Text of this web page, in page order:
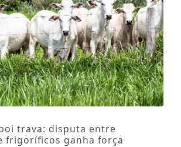
trava: disputa entre
frigoríficos ganha força